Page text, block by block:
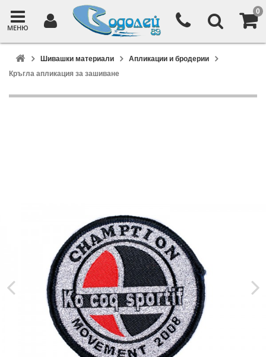
0
МЕНЮ
Шивашки материали
Апликации и бродерии
Кръгла апликация за зашиване